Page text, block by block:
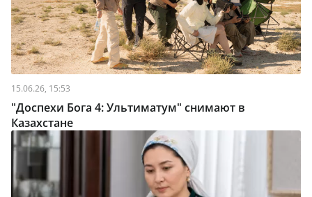
15.06.26, 15:53
"Доспехи Бога 4: Ультиматум" снимают в
Казахстане